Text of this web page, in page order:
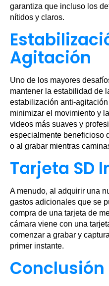
garantiza que incluso los
nítidos y claros.
Agitación
Uno de los mayores
mantener la estabilidad de
estabilización anti-
minimizar el movimiento y
videos más suaves y
especialmente beneficioso
o al grabar mientras
Tarjeta SD
A menudo, al adquirir una
gastos adicionales que se
compra de una tarjeta de
cámara viene con una
comenzar a grabar y
primer instante.
Conclusión